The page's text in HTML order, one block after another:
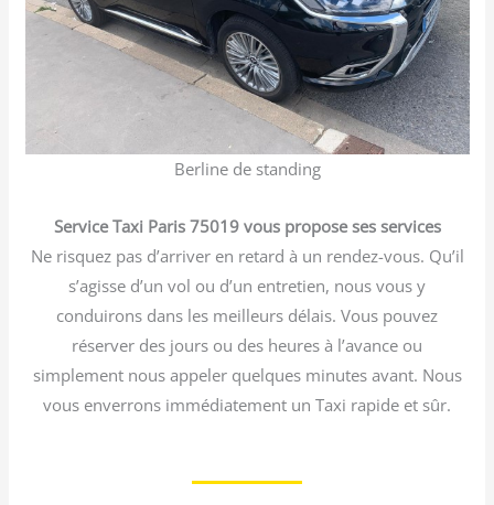
Berline de standing
Service Taxi Paris 75019 vous propose ses services
Ne risquez pas d’arriver en retard à un rendez-vous. Qu’il
s’agisse d’un vol ou d’un entretien, nous vous y
conduirons dans les meilleurs délais. Vous pouvez
réserver des jours ou des heures à l’avance ou
simplement nous appeler quelques minutes avant. Nous
vous enverrons immédiatement un Taxi rapide et sûr.